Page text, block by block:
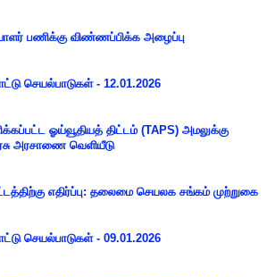
பணிக்கு விண்ணப்பிக்க அழைப்பு
செயல்பாடுகள் - 12.01.2026
ஓய்வூதியத் திட்டம் (TAPS) அமலுக்கு
அரசாணை வெளியீடு
எதிர்ப்பு: தலைமை செயலக சங்கம் முற்றுகை
செயல்பாடுகள் - 09.01.2026